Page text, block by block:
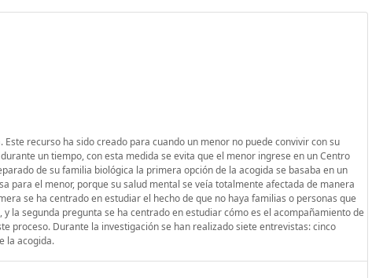
recurso ha sido creado para cuando un menor no puede convivir con su
un tiempo, con esta medida se evita que el menor ingrese en un Centro
de su familia biológica la primera opción de la acogida se basaba en un
para el menor, porque su salud mental se veía totalmente afectada de manera
se ha centrado en estudiar el hecho de que no haya familias o personas que
la segunda pregunta se ha centrado en estudiar cómo es el acompañamiento de
proceso. Durante la investigación se han realizado siete entrevistas: cinco
la acogida.